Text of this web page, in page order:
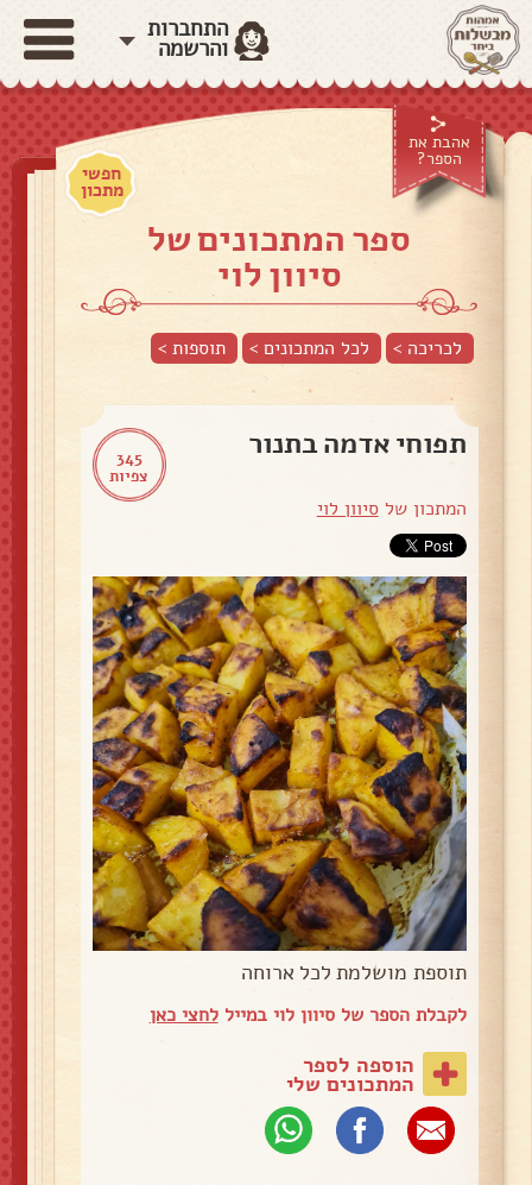
התחברות
והרשמה
אהבת את
הספר?
חפשי
מתכון
ספר המתכונים של
סיוון לוי
לכריכה > לכל המתכונים > תוספות>
345
צפיות
תפוחי אדמה בתנור
המתכון שלסיוון לוי
תוספת מושלמת לכל ארוחה
לקבלת הספר של סיוון לוי במייללחצי כאן
הוספה לספר
המתכונים שלי